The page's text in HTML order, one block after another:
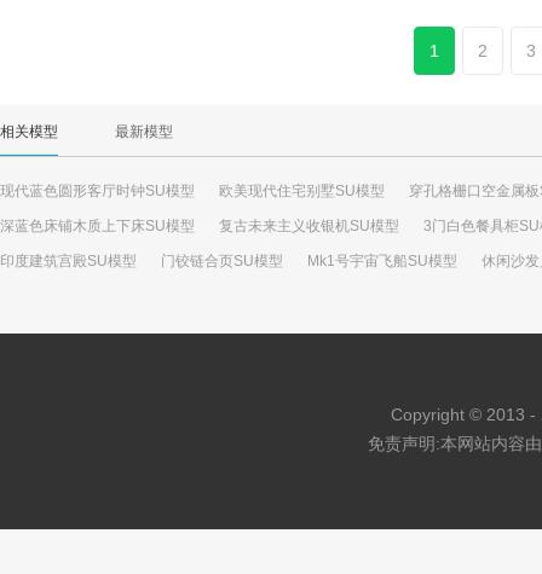
1 2 3
相关模型 最新模型
现代蓝色圆形客厅时钟SU模型 欧美现代住宅别墅SU模型 穿孔格栅口空金属
深蓝色床铺木质上下床SU模型 复古未来主义收银机SU模型 3门白色餐具柜
印度建筑宫殿SU模型 门铰链合页SU模型 Mk1号宇宙飞船SU模型 休闲沙
假山石的小景观建筑SU模型
Copyright © 2013 -
免责声明:本网站内容